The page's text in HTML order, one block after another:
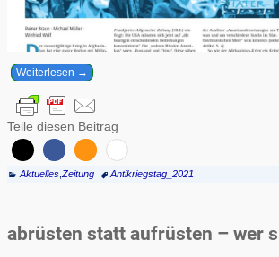
Weiterlesen →
Teile diesen Beitrag
Aktuelles, Zeitung Antikriegstag_2021
abrüsten statt aufrüsten – wer